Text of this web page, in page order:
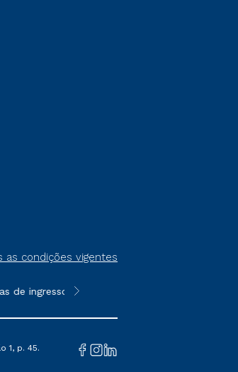
as condições vigentes
exceto na prova on-line ou
**Semipresencial é um formato do
1, p. 45.